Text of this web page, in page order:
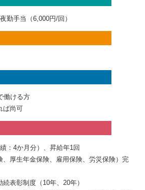
勤手当（6,000円/回）
働ける方
ば尚可
：4か月分）、昇給年1回
、厚生年金保険、雇用保険、労災保険）完
表彰制度（10年、20年）